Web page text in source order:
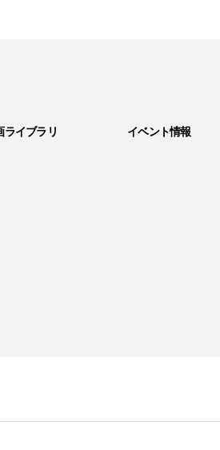
ライブラリ イベント情報